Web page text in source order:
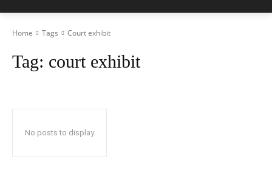
Home Tags Court exhibit
Tag: court exhibit
No posts to display